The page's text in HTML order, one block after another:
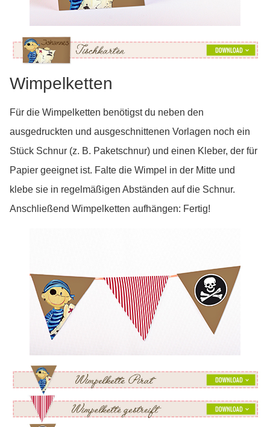
Wimpelketten
Für die Wimpelketten benötigst du neben den
ausgedruckten und ausgeschnittenen Vorlagen noch ein
Stück Schnur (z. B. Paketschnur) und einen Kleber, der für
Papier geeignet ist. Falte die Wimpel in der Mitte und
klebe sie in regelmäßigen Abständen auf die Schnur.
Anschließend Wimpelketten aufhängen: Fertig!